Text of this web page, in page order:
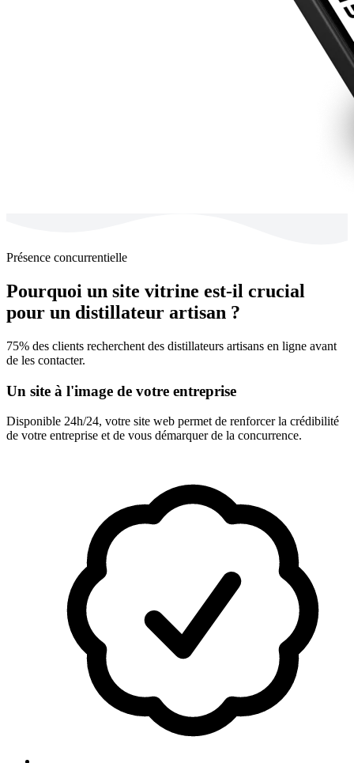
Présence concurrentielle
Pourquoi un site vitrine est-il crucial
pour un distillateur artisan ?
75% des clients recherchent des distillateurs artisans en ligne avant
de les contacter.
Un site à l'image de votre entreprise
Disponible 24h/24, votre site web permet de renforcer la crédibilité
de votre entreprise et de vous démarquer de la concurrence.